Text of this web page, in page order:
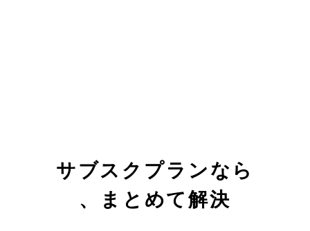
サブスクプランなら
、まとめて解決